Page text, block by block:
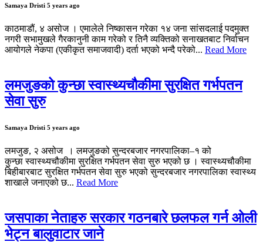
Samaya Dristi 5 years ago
काठमाडौं, ४ असोज । एमालेले निष्कासन गरेका १४ जना सांसदलाई पदमुक्त
नगरी सभामुखले गैरकानुनी काम गरेको र तिनै व्यक्तिको सनाखतबाट निर्वाचन
आयोगले नेकपा (एकीकृत समाजवादी) दर्ता भएको भन्दै परेको... Read More
लमजुङको कुन्छा स्वास्थ्यचौकीमा सुरक्षित गर्भपतन
सेवा सुरु
Samaya Dristi 5 years ago
लमजुङ, २ असोज । लमजुङको सुन्दरबजार नगरपालिका–१ को
कुन्छा स्वास्थ्यचौकीमा सुरक्षित गर्भपतन सेवा सुरु भएको छ । स्वास्थ्यचौकीमा
बिहीबारबाट सुरक्षित गर्भपतन सेवा सुरु भएको सुन्दरबजार नगरपालिका स्वास्थ्य
शाखाले जनाएको छ... Read More
जसपाका नेताहरु सरकार गठनबारे छलफल गर्न ओली
भेट्न बालुवाटार जाने